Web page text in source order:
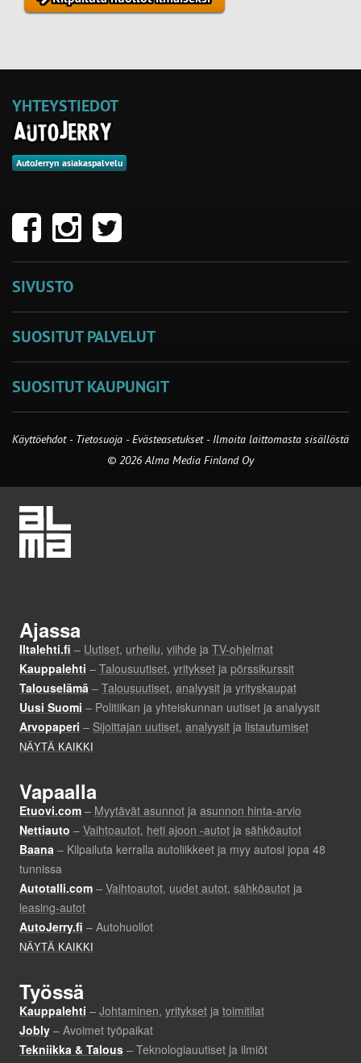
YHTEYSTIEDOT
AutoJerryn asiakaspalvelu
SIVUSTO
SUOSITUT PALVELUT
SUOSITUT KAUPUNGIT
Käyttöehdot - Tietosuoja -Evästeasetukset- Ilmoita laittomasta sisällöstä
© 2026 Alma Media Finland Oy